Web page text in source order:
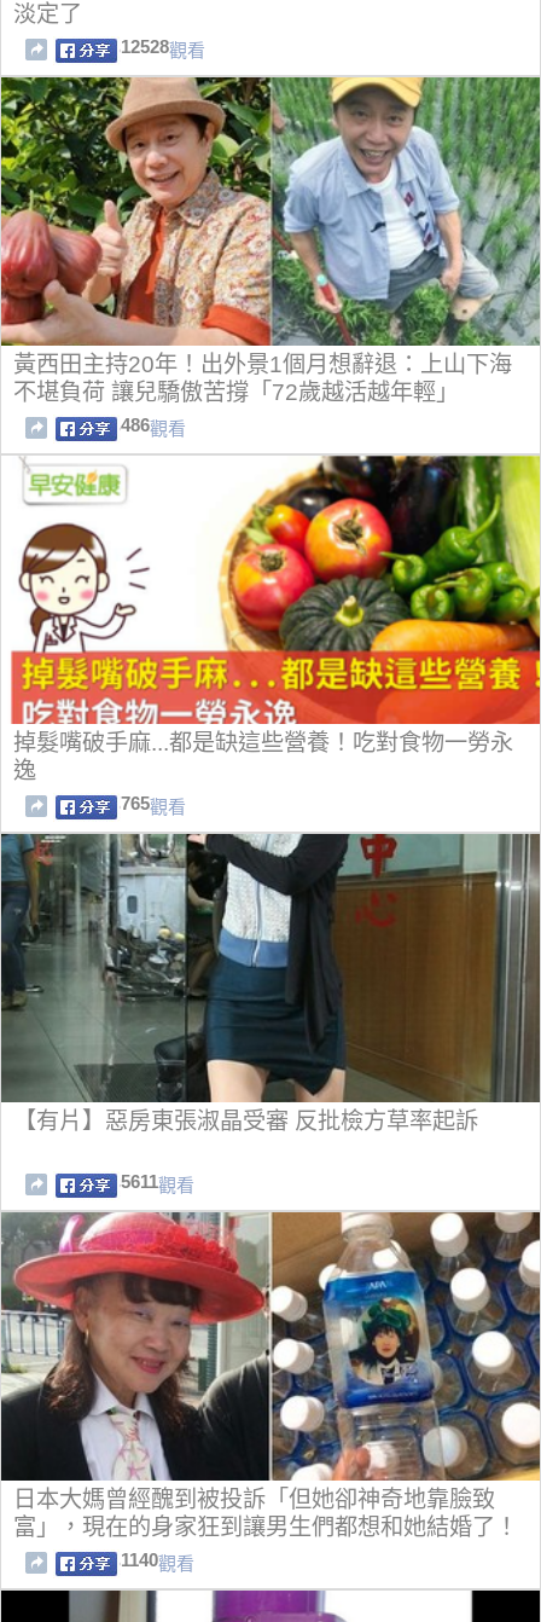
淡定了
12528觀看
黃西田主持20年！出外景1個月想辭退：上山下海
不堪負荷 讓兒驕傲苦撐「72歲越活越年輕」
486觀看
掉髮嘴破手麻...都是缺這些營養！吃對食物一勞永
逸
765觀看
【有片】惡房東張淑晶受審 反批檢方草率起訴
5611觀看
日本大媽曾經醜到被投訴「但她卻神奇地靠臉致
富」，現在的身家狂到讓男生們都想和她結婚了！
1140觀看